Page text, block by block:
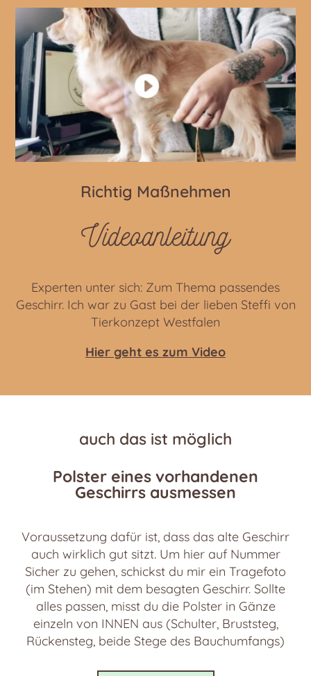
Richtig Maßnehmen
Videoanleitung
Experten unter sich: Zum Thema passendes
Geschirr. Ich war zu Gast bei der lieben Steffi von
Tierkonzept Westfalen
Hier geht es zum Video
auch das ist möglich
Polster eines vorhandenen
Geschirrs ausmessen
Voraussetzung dafür ist, dass das alte Geschirr
auch wirklich gut sitzt. Um hier auf Nummer
Sicher zu gehen, schickst du mir ein Tragefoto
(im Stehen) mit dem besagten Geschirr. Sollte
alles passen, misst du die Polster in Gänze
einzeln von INNEN aus (Schulter, Bruststeg,
Rückensteg, beide Stege des Bauchumfangs)